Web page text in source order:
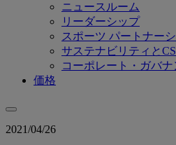
ニュースルーム
リーダーシップ
スポーツ パートナー
サステナビリティと
コーポレート・ガバナ
価格
2021/04/26